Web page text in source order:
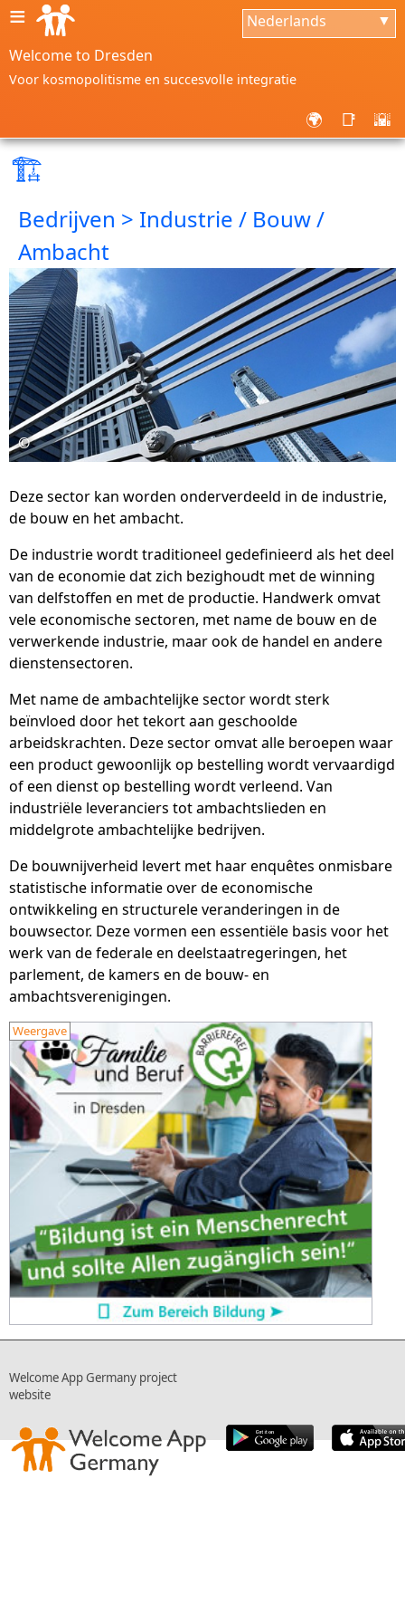
≡ Nederlands ▼
Welcome to Dresden
Voor kosmopolitisme en succesvolle integratie
🌍 📑 🌇
🏗
Bedrijven > Industrie / Bouw /
Ambacht
©
Deze sector kan worden onderverdeeld in de industrie,
de bouw en het ambacht.
De industrie wordt traditioneel gedefinieerd als het deel
van de economie dat zich bezighoudt met de winning
van delfstoffen en met de productie. Handwerk omvat
vele economische sectoren, met name de bouw en de
verwerkende industrie, maar ook de handel en andere
dienstensectoren.
Met name de ambachtelijke sector wordt sterk
beïnvloed door het tekort aan geschoolde
arbeidskrachten. Deze sector omvat alle beroepen waar
een product gewoonlijk op bestelling wordt vervaardigd
of een dienst op bestelling wordt verleend. Van
industriële leveranciers tot ambachtslieden en
middelgrote ambachtelijke bedrijven.
De bouwnijverheid levert met haar enquêtes onmisbare
statistische informatie over de economische
ontwikkeling en structurele veranderingen in de
bouwsector. Deze vormen een essentiële basis voor het
werk van de federale en deelstaatregeringen, het
parlement, de kamers en de bouw- en
ambachtsverenigingen.
Weergave
Welcome App Germany project
website